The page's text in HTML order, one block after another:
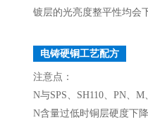
镀层的光亮度整平性均会
电铸硬铜工艺配方
注意点：
N与SPS、SH110、PN、
N含量过低时铜层硬度下